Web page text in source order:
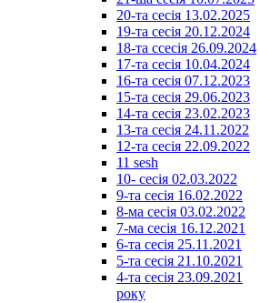
20-та сесія 13.02.2025
19-та сесія 20.12.2024
18-та ссесія 26.09.2024
17-та сесія 10.04.2024
16-та сесія 07.12.2023
15-та сесія 29.06.2023
14-та сесія 23.02.2023
13-та сесія 24.11.2022
12-та сесія 22.09.2022
11 sesh
10- сесія 02.03.2022
9-та сесія 16.02.2022
8-ма сесія 03.02.2022
7-ма сесія 16.12.2021
6-та сесія 25.11.2021
5-та сесія 21.10.2021
4-та сесія 23.09.2021
року